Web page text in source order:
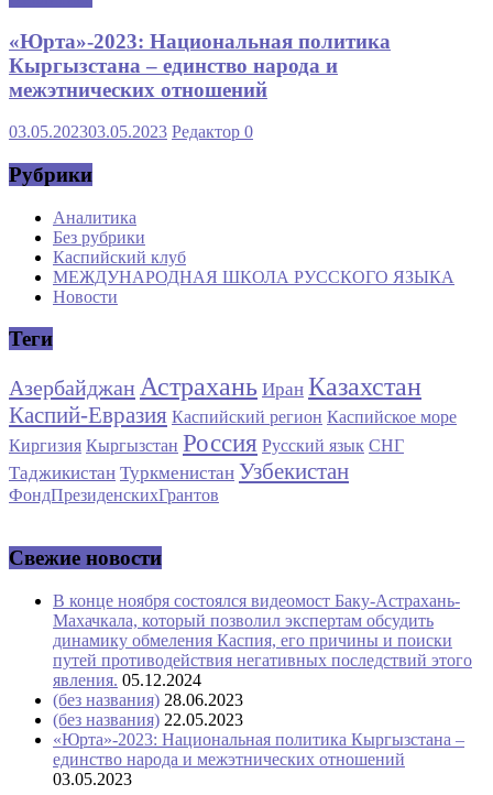
«Юрта»-2023: Национальная политика
Кыргызстана – единство народа и
межэтнических отношений
03.05.202303.05.2023 Редактор 0
Рубрики
Аналитика
Без рубрики
Каспийский клуб
МЕЖДУНАРОДНАЯ ШКОЛА РУССКОГО ЯЗЫКА
Новости
Теги
Азербайджан Астрахань Иран Казахстан
Каспий-Евразия Каспийский регион Каспийское море
Киргизия Кыргызстан Россия Русский язык СНГ
Таджикистан Туркменистан Узбекистан
ФондПрезиденскихГрантов
Свежие новости
В конце ноября состоялся видеомост Баку-Астрахань-
Махачкала, который позволил экспертам обсудить
динамику обмеления Каспия, его причины и поиски
путей противодействия негативных последствий этого
явления. 05.12.2024
(без названия) 28.06.2023
(без названия) 22.05.2023
«Юрта»-2023: Национальная политика Кыргызстана –
единство народа и межэтнических отношений
03.05.2023